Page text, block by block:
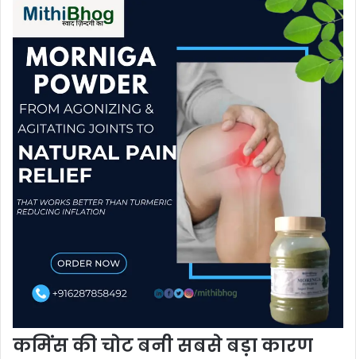
कमिंस की चोट बनी सबसे बड़ा कारण